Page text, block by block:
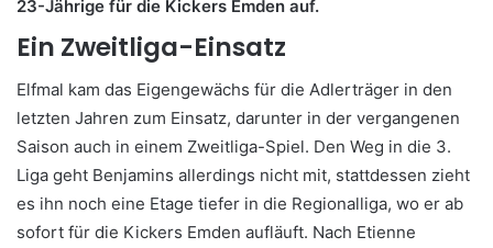
23-Jährige für die Kickers Emden auf.
Ein Zweitliga-Einsatz
Elfmal kam das Eigengewächs für die Adlerträger in den
letzten Jahren zum Einsatz, darunter in der vergangenen
Saison auch in einem Zweitliga-Spiel. Den Weg in die 3.
Liga geht Benjamins allerdings nicht mit, stattdessen zieht
es ihn noch eine Etage tiefer in die Regionalliga, wo er ab
sofort für die Kickers Emden aufläuft. Nach Etienne